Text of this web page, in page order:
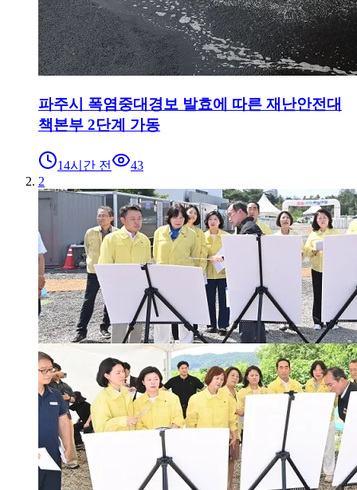
파주시 폭염중대경보 발효에 따른 재난안전대
책본부 2단계 가동
14시간 전
43
2